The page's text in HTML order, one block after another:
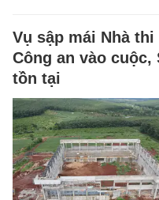
Vụ sập mái Nhà
Công an vào
tồn tại